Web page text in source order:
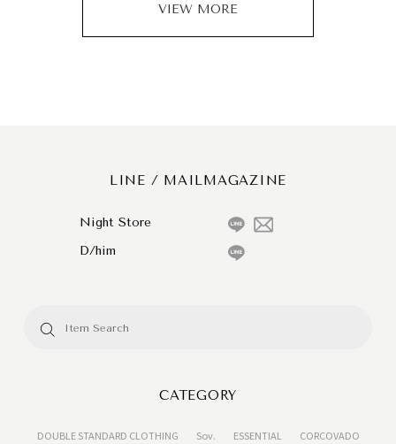
VIEW MORE
LINE / MAILMAGAZINE
Night Store
D/him
CATEGORY
DOUBLE STANDARD CLOTHING Sov. ESSENTIAL
CORCOVADO